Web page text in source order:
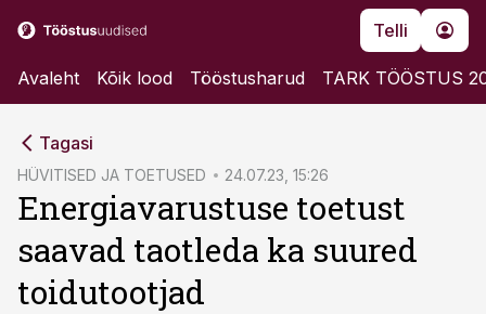
Telli
Avaleht Kõik lood Tööstusharud TARK TÖÖSTUS
Tagasi
HÜVITISED JA TOETUSED 24.07.23, 15:26
Energiavarustuse toetust
saavad taotleda ka suured
toidutootjad